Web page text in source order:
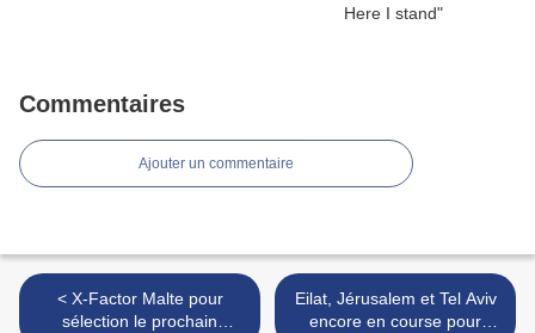
Commentaires
Ajouter un commentaire
< X-Factor Malte pour
sélection le prochain
Eilat, Jérusalem et Tel Aviv
encore en course pour